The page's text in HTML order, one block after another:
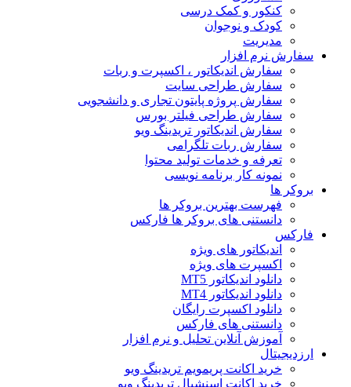
کنکور و کمک‌ درسی
کودک و نوجوان
مدیریت
سفارش نرم افزار
سفارش اندیکاتور ، اکسپرت و ربات
سفارش طراحی سایت
سفارش پروژه پایتون تجاری و دانشجویی
سفارش طراحی فیلتر بورس
سفارش اندیکاتور تریدینگ ویو
سفارش ربات تلگرامی
تعرفه و خدمات تولید محتوا
نمونه کار برنامه نویسی
بروکر ها
فهرست بهترین بروکر ها
دانستنی های بروکر ها فارکس
فارکس
اندیکاتور های ویژه
اکسپرت های ویژه
دانلود اندیکاتور MT5
دانلود اندیکاتور MT4
دانلود اکسپرت رایگان
دانستنی های فارکس
آموزش آنلاین تحلیل و نرم افزار
ارزدیجیتال
خرید اکانت پریمویم تریدینگ ویو
خرید اکانت اسنشیال تریدینگ ویو